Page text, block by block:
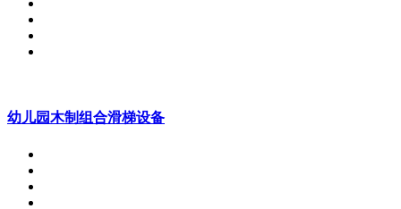
幼儿园木制组合滑梯设备